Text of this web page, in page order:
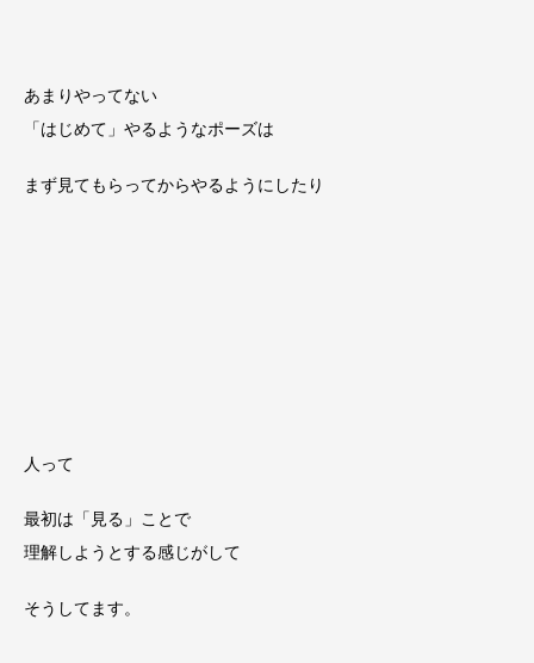
あまりやってない
「はじめて」やるようなポーズは
まず見てもらってからやるようにしたり
人って
最初は「見る」ことで
理解しようとする感じがして
そうしてます。